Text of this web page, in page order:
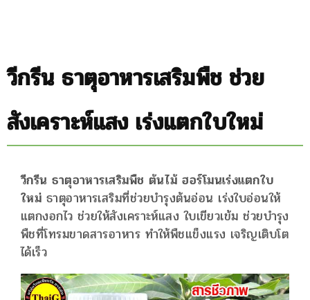
วีกรีน ธาตุอาหารเสริมพืช ช่วย
สังเคราะห์แสง เร่งแตกใบใหม่
วีกรีน ธาตุอาหารเสริมพืช ต้นไม้ ฮอร์โมนเร่งแตกใบ
ใหม่ ธาตุอาหารเสริมที่ช่วยบำรุงต้นอ่อน เร่งใบอ่อนให้
แตกงอกไว ช่วยให้สังเคราะห์แสง ใบเขียวเข้ม ช่วยบำรุง
พืชที่โทรมขาดสารอาหาร ทำให้พืชแข็งแรง เจริญเติบโต
ได้เร็ว